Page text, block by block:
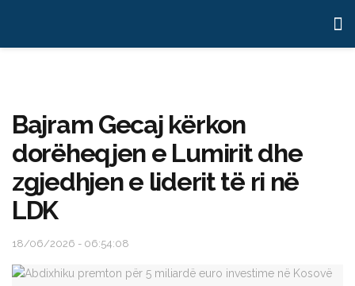
Bajram Gecaj kërkon
dorëheqjen e Lumirit dhe
zgjedhjen e liderit të ri në
LDK
18/06/2026 - 06:54:08